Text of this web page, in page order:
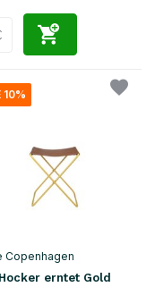
10%
Copenhagen
erntet Gold